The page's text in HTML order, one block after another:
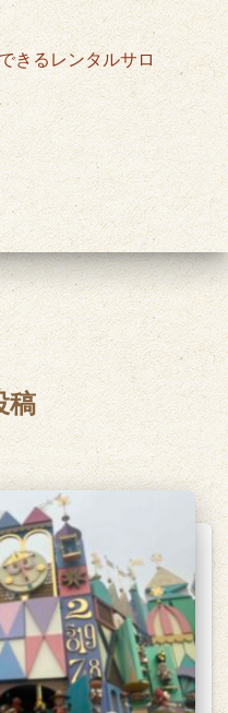
きるレンタルサロ
稿